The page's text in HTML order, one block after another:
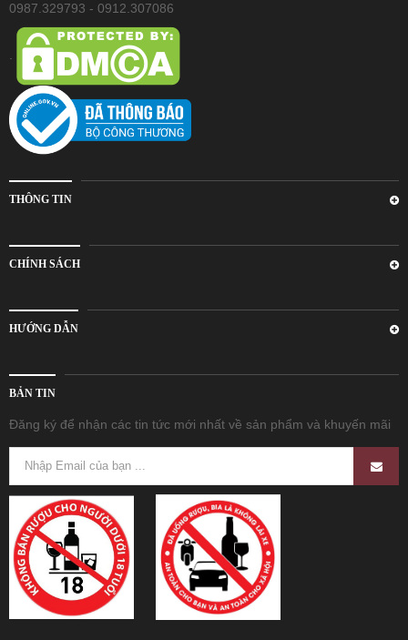
0987.329793 - 0912.307086
.
THÔNG TIN
CHÍNH SÁCH
HƯỚNG DẪN
BẢN TIN
Đăng ký để nhận các tin tức mới nhất về sản phẩm và khuyến mãi